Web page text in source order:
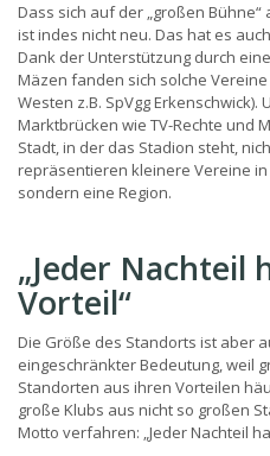
Dass sich auf der „großen
ist indes nicht neu. Das hat es
Dank der Unterstützung durch
Mäzen fanden sich solche
Westen z.B. SpVgg
Marktbrücken wie TV-Rechte und
Stadt, in der das Stadion steht,
repräsentieren kleinere Vereine
sondern eine Region.
„Jeder Nachteil
Vorteil“
Die Größe des Standorts ist aber
eingeschränkter Bedeutung, weil
Standorten aus ihren Vorteilen
große Klubs aus nicht so großen
Motto verfahren: „Jeder Nachteil